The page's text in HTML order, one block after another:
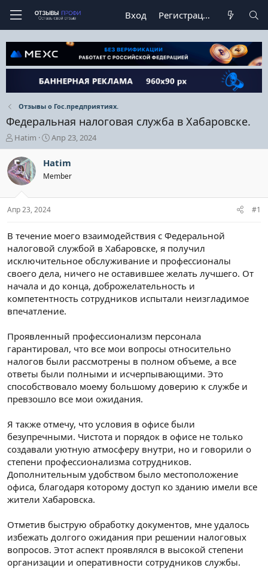
Вход Регистрация
Отзывы о Гос.предприятиях.
Федеральная налоговая служба в Хабаровске.
А
в
т
о
р
е
м
Hatim
Д
а
а
н
ч
а
Апр 23, 2024
Hatim
Member
Апр 23, 2024 #1
В течение моего взаимодействия с Федеральной
налоговой службой в Хабаровске, я получил
исключительное обслуживание и профессионалы
своего дела, ничего не оставившее желать лучшего. От
начала и до конца, доброжелательность и
компетентность сотрудников испытали неизгладимое
впечатление.
Проявленный профессионализм персонала
гарантировал, что все мои вопросы относительно
налогов были рассмотрены в полном объеме, а все
ответы были полными и исчерпывающими. Это
способствовало моему большому доверию к службе и
превзошло все мои ожидания.
Я также отмечу, что условия в офисе были
безупречными. Чистота и порядок в офисе не только
создавали уютную атмосферу внутри, но и говорили о
степени профессионализма сотрудников.
Дополнительным удобством было местоположение
офиса, благодаря которому доступ ко зданию имели все
жители Хабаровска.
Отметив быструю обработку документов, мне удалось
избежать долгого ожидания при решении налоговых
вопросов. Этот аспект проявлялся в высокой степени
организации и оперативности сотрудников службы.